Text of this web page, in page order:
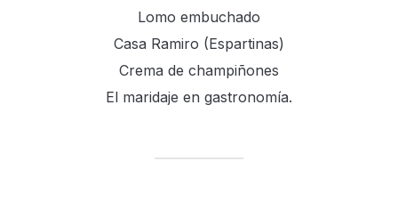
Lomo embuchado
Casa Ramiro (Espartinas)
Crema de champiñones
El maridaje en gastronomía.